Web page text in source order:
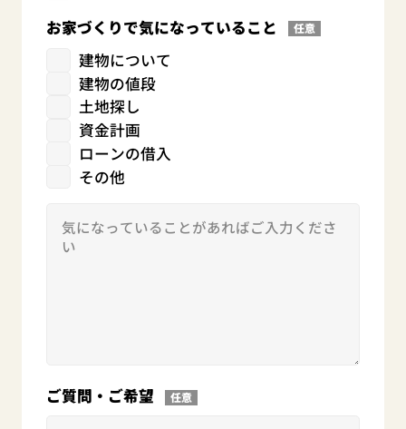
お家づくりで気になっていること
任意
建物について
建物の値段
土地探し
資金計画
ローンの借入
その他
ご質問・ご希望 任意